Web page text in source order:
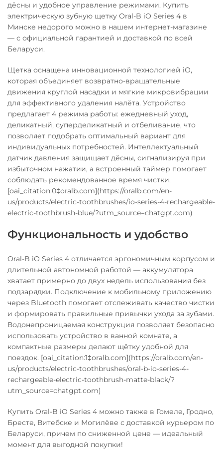
дёсны и удобное управление режимами. Купить
электрическую зубную щетку Oral-B iO Series 4 в
Минске недорого можно в нашем интернет-магазине
— с официальной гарантией и доставкой по всей
Беларуси.
Щетка оснащена инновационной технологией iO,
которая объединяет возвратно-вращательные
движения круглой насадки и мягкие микровибрации
для эффективного удаления налёта. Устройство
предлагает 4 режима работы: ежедневный уход,
деликатный, суперделикатный и отбеливание, что
позволяет подобрать оптимальный вариант для
индивидуальных потребностей. Интеллектуальный
датчик давления защищает дёсны, сигнализируя при
избыточном нажатии, а встроенный таймер помогает
соблюдать рекомендованное время чистки.
[oai_citation:0‡oralb.com](https://oralb.com/en-
us/products/electric-toothbrushes/io-series-4-rechargeable-
electric-toothbrush-blue/?utm_source=chatgpt.com)
Функциональность и удобство
Oral-B iO Series 4 отличается эргономичным корпусом и
длительной автономной работой — аккумулятора
хватает примерно до двух недель использования без
подзарядки. Подключение к мобильному приложению
через Bluetooth помогает отслеживать качество чистки
и формировать правильные привычки ухода за зубами.
Водонепроницаемая конструкция позволяет безопасно
использовать устройство в ванной комнате, а
компактные размеры делают щётку удобной для
поездок. [oai_citation:1‡oralb.com](https://oralb.com/en-
us/products/electric-toothbrushes/oral-b-io-series-4-
rechargeable-electric-toothbrush-matte-black/?
utm_source=chatgpt.com)
Купить Oral-B iO Series 4 можно также в Гомеле, Гродно,
Бресте, Витебске и Могилёве с доставкой курьером по
Беларуси, причем по сниженной цене — идеальный
момент для выгодной покупки!